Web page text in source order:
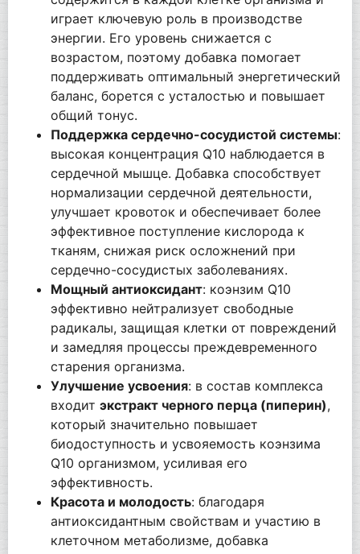
играет ключевую роль в производстве
энергии. Его уровень снижается с
возрастом, поэтому добавка помогает
поддерживать оптимальный энергетический
баланс, борется с усталостью и повышает
общий тонус.
Поддержка сердечно-сосудистой системы:
высокая концентрация Q10 наблюдается в
сердечной мышце. Добавка способствует
нормализации сердечной деятельности,
улучшает кровоток и обеспечивает более
эффективное поступление кислорода к
тканям, снижая риск осложнений при
сердечно-сосудистых заболеваниях.
Мощный антиоксидант: коэнзим Q10
эффективно нейтрализует свободные
радикалы, защищая клетки от повреждений
и замедляя процессы преждевременного
старения организма.
Улучшение усвоения: в состав комплекса
входит экстракт черного перца (пиперин),
который значительно повышает
биодоступность и усвояемость коэнзима
Q10 организмом, усиливая его
эффективность.
Красота и молодость: благодаря
антиоксидантным свойствам и участию в
клеточном метаболизме, добавка